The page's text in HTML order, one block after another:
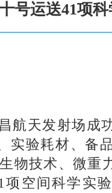
号运送41项
航天发射场成
实验耗材、备
物技术、微重
空间科学实